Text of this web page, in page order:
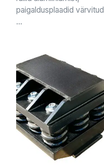
paigaldusplaadid värvitud
...